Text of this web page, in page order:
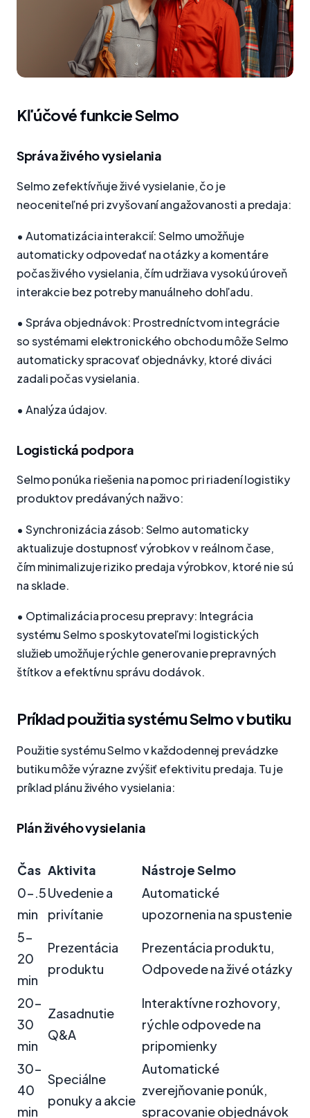
Kľúčové funkcie Selmo
Správa živého vysielania
Selmo zefektívňuje živé vysielanie, čo je
neoceniteľné pri zvyšovaní angažovanosti a predaja:
• Automatizácia interakcií: Selmo umožňuje
automaticky odpovedať na otázky a komentáre
počas živého vysielania, čím udržiava vysokú úroveň
interakcie bez potreby manuálneho dohľadu.
• Správa objednávok: Prostredníctvom integrácie
so systémami elektronického obchodu môže Selmo
automaticky spracovať objednávky, ktoré diváci
zadali počas vysielania.
• Analýza údajov.
Logistická podpora
Selmo ponúka riešenia na pomoc pri riadení logistiky
produktov predávaných naživo:
• Synchronizácia zásob: Selmo automaticky
aktualizuje dostupnosť výrobkov v reálnom čase,
čím minimalizuje riziko predaja výrobkov, ktoré nie sú
na sklade.
• Optimalizácia procesu prepravy: Integrácia
systému Selmo s poskytovateľmi logistických
služieb umožňuje rýchle generovanie prepravných
štítkov a efektívnu správu dodávok.
Príklad použitia systému Selmo v butiku
Použitie systému Selmo v každodennej prevádzke
butiku môže výrazne zvýšiť efektivitu predaja. Tu je
príklad plánu živého vysielania:
Plán živého vysielania
Čas Aktivita
Nástroje Selmo
0-.5
min
Uvedenie a
privítanie
Automatické
upozornenia na spustenie
5-
20
min
Prezentácia
produktu
Prezentácia produktu,
Odpovede na živé otázky
20-
30
min
Zasadnutie
Q&A
Interaktívne rozhovory,
rýchle odpovede na
pripomienky
30-
40
min
Speciálne
ponuky a akcie
Automatické
zverejňovanie ponúk,
spracovanie objednávok